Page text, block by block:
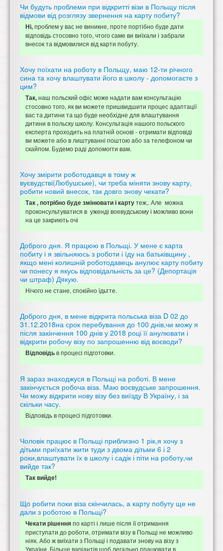
Чи будуть проблеми при відкритті візи в Польщу після
відмови від розглязу звернення на карту побиту?
Ні,проблем у вас не виникне, проте портібно буде дати
відповідь стосовно того, чтого саме ви виїхали і забрали
внесок та відмовилися від карти побуту.
Хочу поїхати на роботу в Польщу, маю 12-ти річного
сина та хочу влаштувати його в школу - допомогаєте з
цим?
Так,наш польский офіс може надати вам консультацію
стосовно того, як ви можете пришвидшити процес адаптації
вас та дитини та що буде необхідне для влаштування
дитини в польску школу. Консультація нашого польского
експерта проходить на платній основі - отримати відповіді
ви можете або в лиштуванні поштою або за телефоном чи
скайпом. Будемо раді допомогти вам.
Хочу змірити роботодавця в тому ж
вуєвудстві(Любушське), чи треба міняти знову карту,
робити новий внесок, так довго знову чекати?
Так , потрібно буде змінювати і картутеж,. Але можна
проконсультуватися в уженді воевудському і можливо вони
на це закриють очі
Доброго дня. Я працюю в Польщі. У мене є карта
побиту і я звільняюсь з роботи і їду на батьківщину ,
якщо мені колишній роботодавець анулює карту побиту
чи понесу я якусь відповідальність за це? (Депортація
чи штраф) Дякую.
Нічого не стане, спокійно їдьтте.
Доброго дня, в мене відкрита польська віза D 02 до
31.12.2018на срок перебування до 100 днів,чи можу я
після закінчення 100 днів у 2018 році її анулювати і
відкрити робочу візу по запрошенню від воєводи?
Відповідьв процесі підготовки.
Я зараз знаходжуся в Польщі на роботі. В мене
закінчується робоча віза. Маю воєвудське запрошення.
Чи можу відкрити нову візу без виїзду В Україну, і за
скільки часу.
Відповідь в процесі підготовки.
Чоловік працює в Польщі приблизно 1 рік,я хочу з
дітьми приїхати жити туди з двома дітьми 6 і 2
роки,влаштувати їх в школу і садік і піти на роботу,чи
вийде так?
Так вийде!
Що робити поки віза скінчилась, а карту побуту ще не
дали з роботою в Польщі?
Чекати рішенняпо карті і лише після її отримання
приступати до роботи, отримати візу в Польщі не можливо
ніяк. Або ж виїхати з Польщі і подавати знову на візу з
України. Більше варіантів щоб легально працювати в